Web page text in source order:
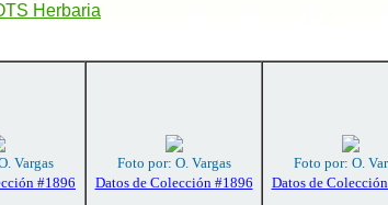
Herbaria
Vargas
#1896
Foto por: O. Vargas
Datos de Colección #1896
Foto por: O.
Datos de